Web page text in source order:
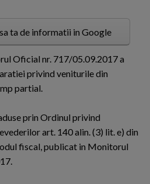
ta de informatii in Google
Oficial nr. 717/05.09.2017 a
privind veniturile din
partial.
prin Ordinul privind
art. 140 alin. (3) lit. e) din
fiscal, publicat in Monitorul